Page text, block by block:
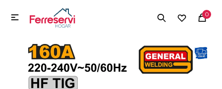
0

MI CUENTA
Herramientas y Construcción